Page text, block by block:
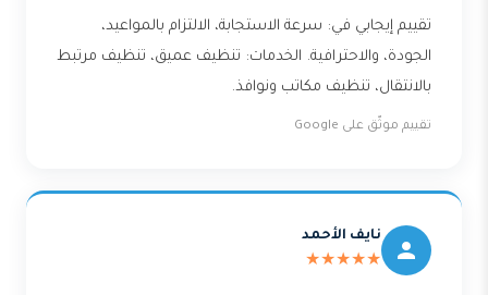
تقييم إيجابي في: سرعة الاستجابة، الالتزام بالمواعيد،
الجودة، والاحترافية. الخدمات: تنظيف عميق، تنظيف مرتبط
بالانتقال، تنظيف مكاتب ونوافذ.
تقييم موثّق على Google
نايف الأحمد
★★★★★